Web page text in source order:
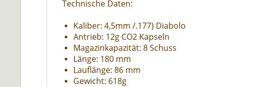
Technische Daten:
Kaliber: 4,5mm /.177) Diabolo
Antrieb: 12g CO2 Kapseln
Magazinkapazität: 8 Schuss
Länge: 180 mm
Lauflänge: 86 mm
Gewicht: 618g